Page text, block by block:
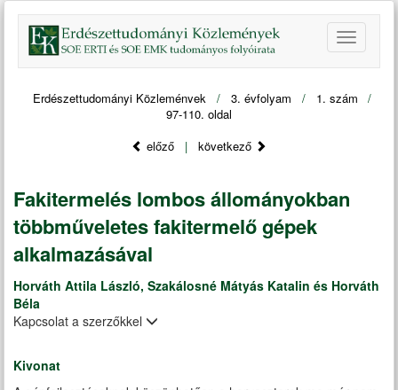
Erdészettudományi Közlemények / 3. évfolyam / 1. szám
/
97-110. oldal
előző
| következő
Fakitermelés lombos állományokban
többműveletes fakitermelő gépek
alkalmazásával
Horváth Attila László, Szakálosné Mátyás Katalin és Horváth
Béla
Kapcsolat a szerzőkkel
Kivonat